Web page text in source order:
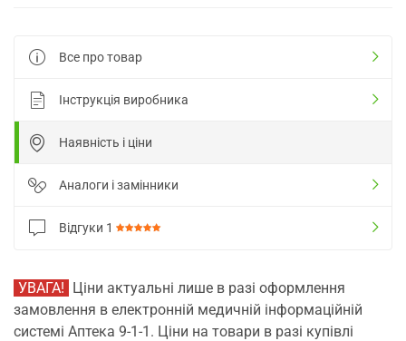
Все про товар
Інструкція виробника
Наявність і ціни
Аналоги і замінники
Відгуки 1
УВАГА! Ціни актуальні лише в разі оформлення
замовлення в електронній медичній інформаційній
системі Аптека 9-1-1. Ціни на товари в разі купівлі